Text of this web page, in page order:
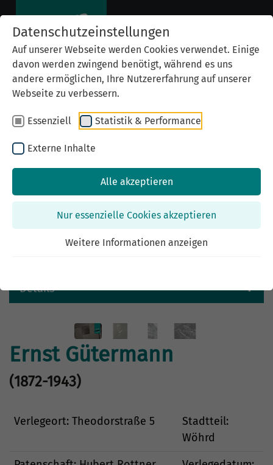
Datenschutzeinstellungen
Auf unserer Webseite werden Cookies verwendet. Einige
davon werden zwingend benötigt, während es uns
andere ermöglichen, Ihre Nutzererfahrung auf unserer
Webseite zu verbessern.
Essenziell Statistik & Performance
Externe Inhalte
Alle akzeptieren
Nur essenzielle Cookies akzeptieren
Weitere Informationen anzeigen
Details
Previous
Ernst Gütermann
(1872-1943)
Verlegeort: Theodorstraße 5
Stadtteil:
Wöhrd